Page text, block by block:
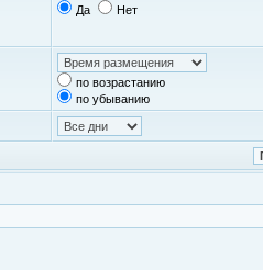
Да Нет
по возрастанию
по убыванию